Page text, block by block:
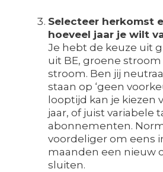
Selecteer herkomst
hoeveel jaar je wilt
Je hebt de keuze uit
uit BE, groene stroom
stroom. Ben jij
staan op ‘geen
looptijd kan je kiezen
jaar, of juist variabele
abonnementen.
voordeliger om eens
maanden een nieuw
sluiten.